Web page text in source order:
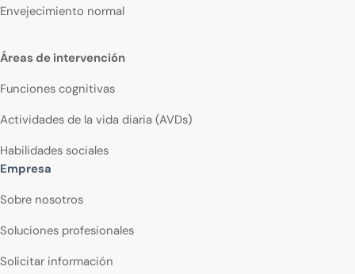
Envejecimiento normal
Áreas de intervención
Funciones cognitivas
Actividades de la vida diaria (AVDs)
Habilidades sociales
Empresa
Sobre nosotros
Soluciones profesionales
Solicitar información